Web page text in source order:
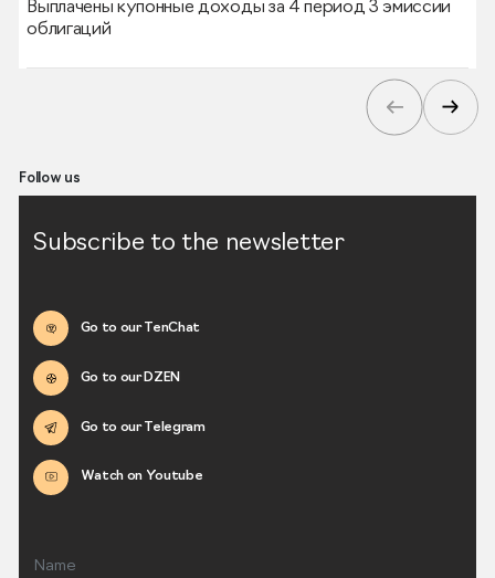
Выплачены купонные доходы за 4 период 3 эмиссии
облигаций
Follow us
Subscribe to the newsletter
Go to our TenChat
Go to our DZEN
Go to our Telegram
Watch on Youtube